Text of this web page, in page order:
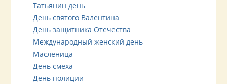
Татьянин день
День святого Валентина
День защитника Отечества
Международный женский день
Масленица
День смеха
День полиции